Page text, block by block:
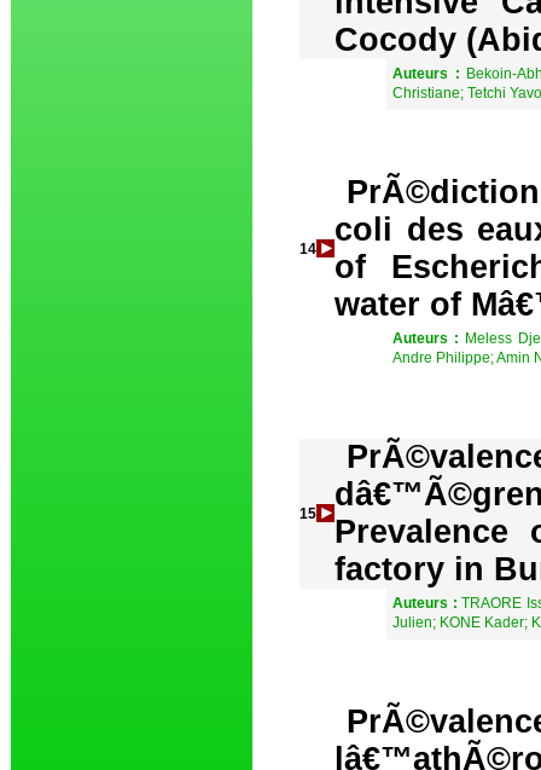
Cocody
Auteurs : Bekoin-
Christiane; Tetchi
14
coli des
of
water of
Auteurs : Meless
Andre Philippe; Amin
15
factory in
Auteurs :TRAORE
Julien; KONE Kader;